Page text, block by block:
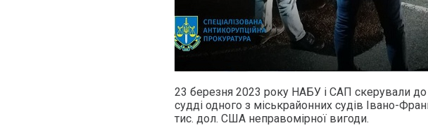
23 березня 2023 року НАБУ і САП скерували
судді одного з міськрайонних судів Івано-
тис. дол. США неправомірної вигоди.